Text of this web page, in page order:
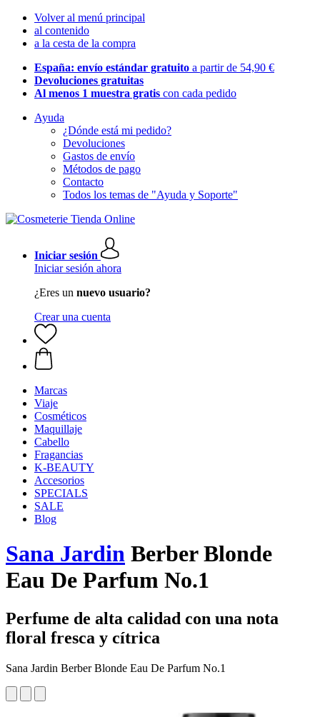
Volver al menú principal
al contenido
a la cesta de la compra
España: envío estándar gratuito a partir de 54,90 €
Devoluciones gratuitas
Al menos 1 muestra gratis con cada pedido
Ayuda
¿Dónde está mi pedido?
Devoluciones
Gastos de envío
Métodos de pago
Contacto
Todos los temas de "Ayuda y Soporte"
Iniciar sesión
Iniciar sesión ahora
¿Eres un nuevo usuario?
Crear una cuenta
Marcas
Viaje
Cosméticos
Maquillaje
Cabello
Fragancias
K-BEAUTY
Accesorios
SPECIALS
SALE
Blog
Sana Jardin Berber Blonde
Eau De Parfum No.1
Perfume de alta calidad con una nota
floral fresca y cítrica
Sana Jardin Berber Blonde Eau De Parfum No.1